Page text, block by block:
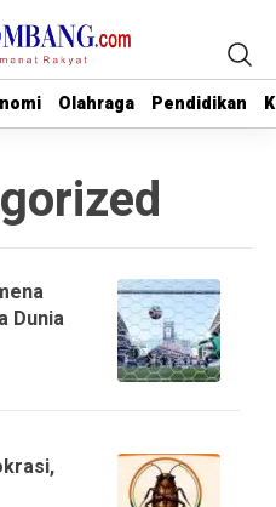
Olahraga Pendidikan
Olahraga Pendidikan
Dunia